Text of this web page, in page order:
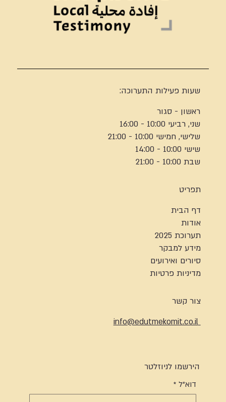
שעות פעילות התערוכה:
ראשון - סגור
שני, רביעי 10:00 - 16:00
שלישי, חמישי 10:00 - 21:00
שישי 10:00 - 14:00
שבת 10:00 - 21:00
תפריט
דף הבית
אודות
תערוכת 2025
מידע למבקר
סיורים ואירועים
מדיניות פרטיות
צור קשר
info@edutmekomit.co.il
הירשמו לניוזלטר
דוא"ל *